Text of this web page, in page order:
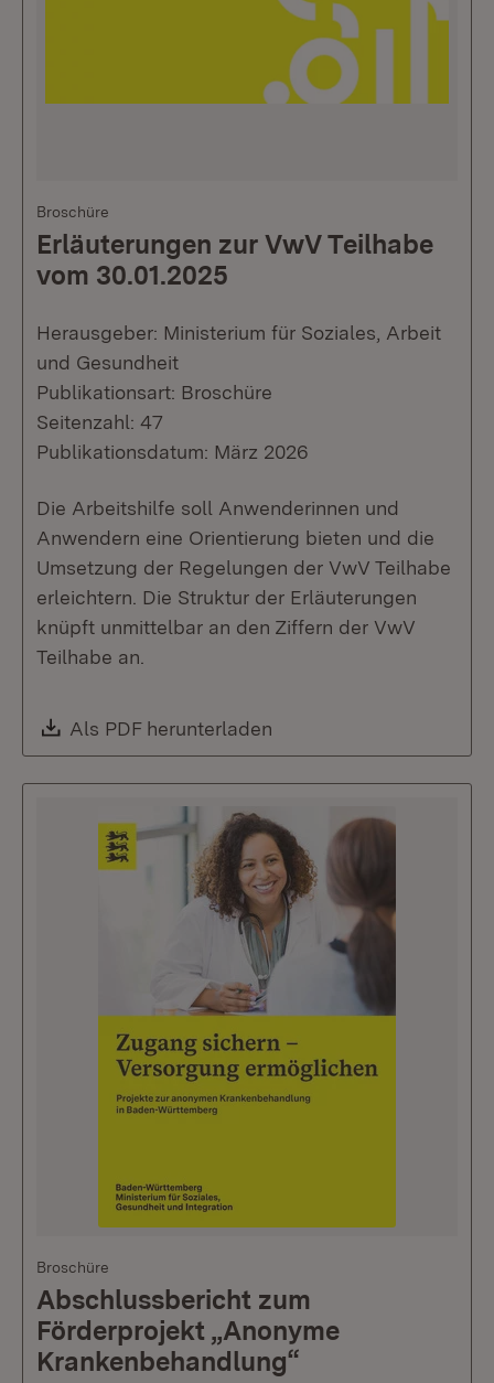
Broschüre
Erläuterungen zur VwV Teilhabe
vom 30.01.2025
Herausgeber: Ministerium für Soziales, Arbeit
und Gesundheit
Publikationsart: Broschüre
Seitenzahl: 47
Publikationsdatum: März 2026
Die Arbeitshilfe soll Anwenderinnen und
Anwendern eine Orientierung bieten und die
Umsetzung der Regelungen der VwV Teilhabe
erleichtern. Die Struktur der Erläuterungen
knüpft unmittelbar an den Ziffern der VwV
Teilhabe an.
Download:
Als PDF herunterladen
Broschüre
Abschlussbericht zum
Förderprojekt „Anonyme
Krankenbehandlung“